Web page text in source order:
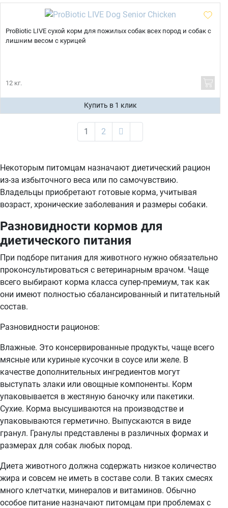
ProBiotic LIVE сухой корм для пожилых собак всех пород и собак с
лишним весом с курицей
12 кг.
Купить в 1 клик
1 2
Некоторым питомцам назначают диетический рацион
из-за избыточного веса или по самочувствию.
Владельцы приобретают готовые корма, учитывая
возраст, хронические заболевания и размеры собаки.
Разновидности кормов для
диетического питания
При подборе питания для животного нужно обязательно
проконсультироваться с ветеринарным врачом. Чаще
всего выбирают корма класса супер-премиум, так как
они имеют полностью сбалансированный и питательный
состав.
Разновидности рационов:
Влажные. Это консервированные продукты, чаще всего
мясные или куриные кусочки в соусе или желе. В
качестве дополнительных ингредиентов могут
выступать злаки или овощные компоненты. Корм
упаковывается в жестяную баночку или пакетики.
Сухие. Корма высушиваются на производстве и
упаковываются герметично. Выпускаются в виде
гранул. Гранулы представлены в различных формах и
размерах для собак любых пород.
Диета животного должна содержать низкое количество
жира и совсем не иметь в составе соли. В таких смесях
много клетчатки, минералов и витаминов. Обычно
особое питание назначают питомцам при проблемах с